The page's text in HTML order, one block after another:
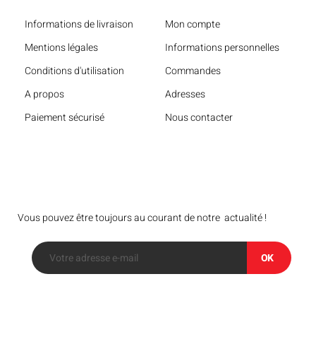
Informations de livraison
Mentions légales
Conditions d'utilisation
A propos
Paiement sécurisé
Mon compte
Informations personnelles
Commandes
Adresses
Nous contacter
Vous pouvez être toujours au courant de notre actualité !
OK